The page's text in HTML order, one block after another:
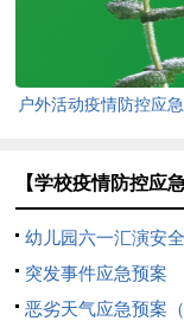
户外活动疫情防控应
【学校疫情防控应
幼儿园六一汇演安
突发事件应急预案
恶劣天气应急预案